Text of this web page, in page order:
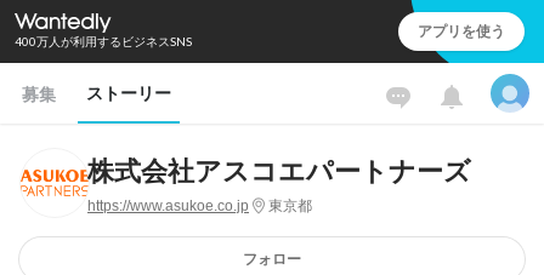
400万人が利用するビジネスSNS アプリを使う
募集 ストーリー
株式会社アスコエパートナーズ
https://www.asukoe.co.jp 東京都
フォロー